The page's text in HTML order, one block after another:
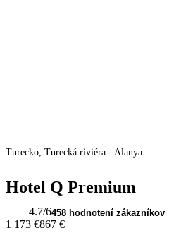
Turecko, Turecká riviéra - Alanya
Hotel Q Premium
4.7/6458 hodnotení zákazníkov
1 173 €867 €